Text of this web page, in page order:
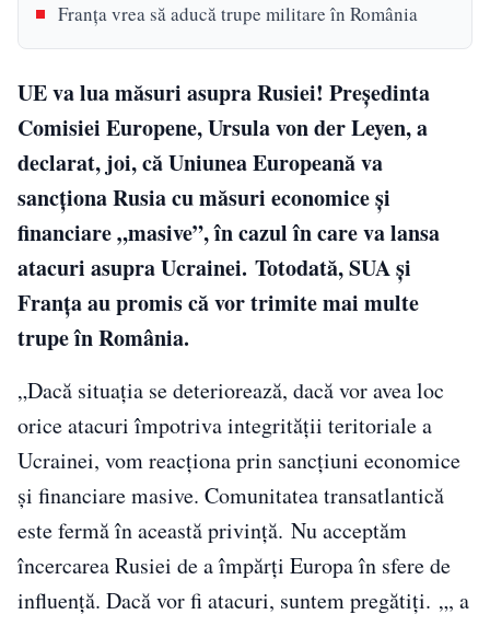
Franța vrea să aducă trupe militare în România
UE va lua măsuri asupra Rusiei! Preşedinta
Comisiei Europene, Ursula von der Leyen, a
declarat, joi, că Uniunea Europeană va
sancționa Rusia cu măsuri economice şi
financiare „masive”, în cazul în care va lansa
atacuri asupra Ucrainei. Totodată, SUA și
Franța au promis că vor trimite mai multe
trupe în România.
„Dacă situaţia se deteriorează, dacă vor avea loc
orice atacuri împotriva integrităţii teritoriale a
Ucrainei, vom reacţiona prin sancţiuni economice
şi financiare masive. Comunitatea transatlantică
este fermă în această privinţă. Nu acceptăm
încercarea Rusiei de a împărţi Europa în sfere de
influenţă. Dacă vor fi atacuri, suntem pregătiţi. „, a